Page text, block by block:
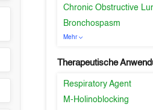
Chronic Obstructive
Bronchospasm
Mehr
Therapeutische
Respiratory Agent
M-Holinoblocking